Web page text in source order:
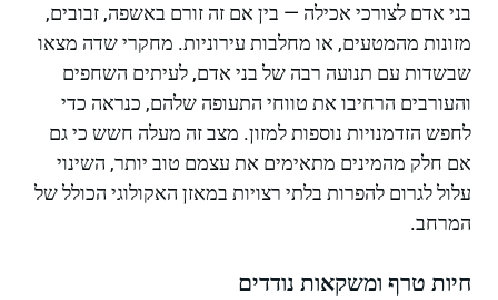
בני אדם לצורכי אכילה — בין אם זה זורם באשפה, זבובים,
מזונות מהמטעים, או מחלבות עירוניות. מחקרי שדה מצאו
שבשדות עם תנועה רבה של בני אדם, לעיתים השחפים
והעורבים הרחיבו את טווחי התעופה שלהם, כנראה כדי
לחפש הזדמנויות נוספות למזון. מצב זה מעלה חשש כי גם
אם חלק מהמינים מתאימים את עצמם טוב יותר, השינוי
עלול לגרום להפרות בלתי רצויות במאזן האקולוגי הכולל של
המרחב.
חיות טרף ומשקאות נודדים